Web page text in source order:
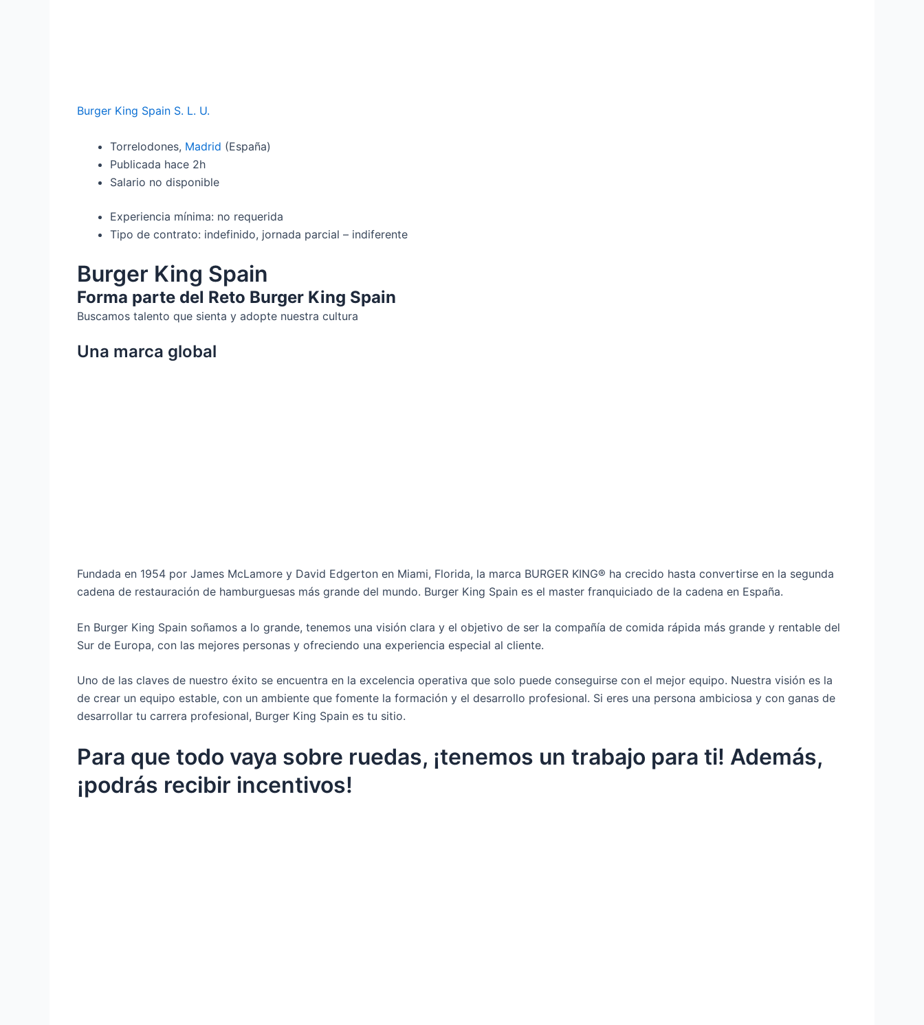
Burger King Spain S. L. U.
Torrelodones, Madrid (España)
Publicada hace 2h
Salario no disponible
Experiencia mínima: no requerida
Tipo de contrato: indefinido, jornada parcial – indiferente
Burger King Spain
Forma parte del Reto Burger King Spain
Buscamos talento que sienta y adopte nuestra cultura
Una marca global
Fundada en 1954 por James McLamore y David Edgerton en Miami, Florida, la marca BURGER KING® ha crecido hasta convertirse en la segunda
cadena de restauración de hamburguesas más grande del mundo. Burger King Spain es el master franquiciado de la cadena en España.
En Burger King Spain soñamos a lo grande, tenemos una visión clara y el objetivo de ser la compañía de comida rápida más grande y rentable del
Sur de Europa, con las mejores personas y ofreciendo una experiencia especial al cliente.
Uno de las claves de nuestro éxito se encuentra en la excelencia operativa que solo puede conseguirse con el mejor equipo. Nuestra visión es la
de crear un equipo estable, con un ambiente que fomente la formación y el desarrollo profesional. Si eres una persona ambiciosa y con ganas de
desarrollar tu carrera profesional, Burger King Spain es tu sitio.
Para que todo vaya sobre ruedas, ¡tenemos un trabajo para ti! Además,
¡podrás recibir incentivos!